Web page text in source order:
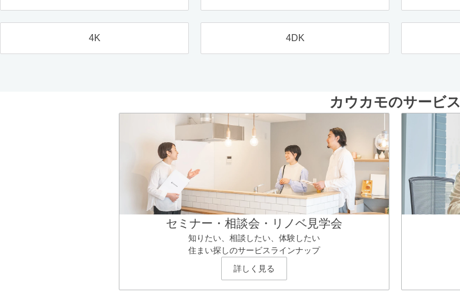
4K 4DK
カウカモのサービス
セミナー・相談会・リノベ見学会
知りたい、相談したい、体験したい
住まい探しのサービスラインナップ
詳しく見る